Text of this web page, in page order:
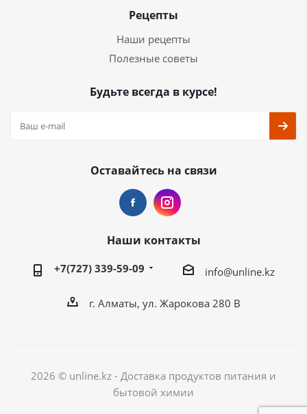
Рецепты
Наши рецепты
Полезные советы
Будьте всегда в курсе!
Оставайтесь на связи
Наши контакты
+7(727) 339-59-09 info@unline.kz
г. Алматы, ул. Жарокова 280 В
2026 © unline.kz - Доставка продуктов питания и
бытовой химии